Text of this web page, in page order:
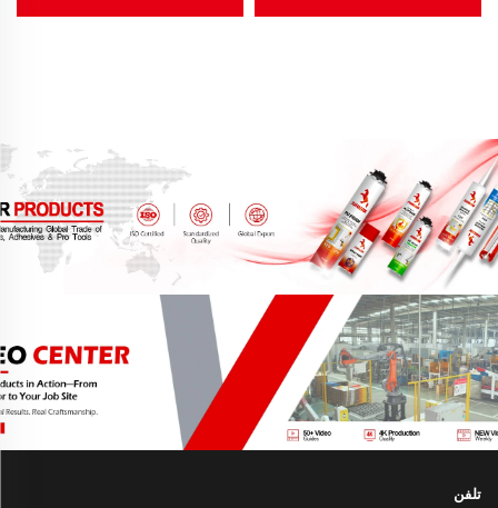
سفارش، ظرفیت ۷۵۰
چسباندن پنجره ها، درها و
تلفن